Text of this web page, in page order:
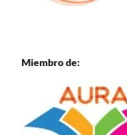
Miembro de: